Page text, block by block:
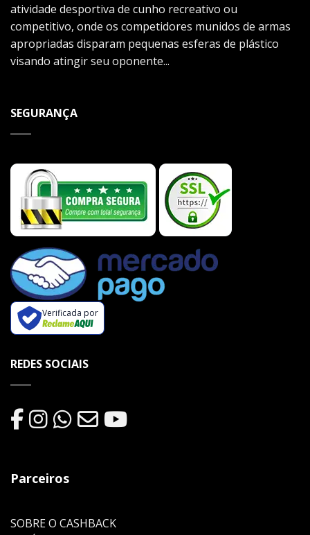
atividade desportiva de cunho recreativo ou
competitivo, onde os competidores munidos de armas
apropriadas disparam pequenas esferas de plástico
visando atingir seu oponente...
SEGURANÇA
Verificada por
REDES SOCIAIS
Parceiros
SOBRE O CASHBACK